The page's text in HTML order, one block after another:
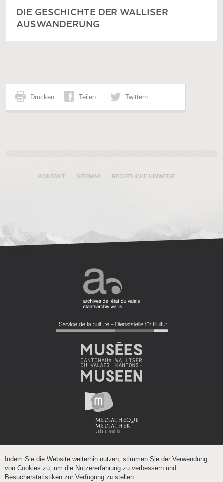
DIE GESCHICHTE DER WALLISER
AUSWANDERUNG
Drucken Teilen Twittern
KONTAKT SITEMAP RECHTLICHE HINWEISE
Indem Sie die Website weiterhin nutzen, stimmen Sie der Verwendung
von Cookies zu, um die Nutzererfahrung zu verbessern und
Besucherstatistiken zur Verfügung zu stellen.